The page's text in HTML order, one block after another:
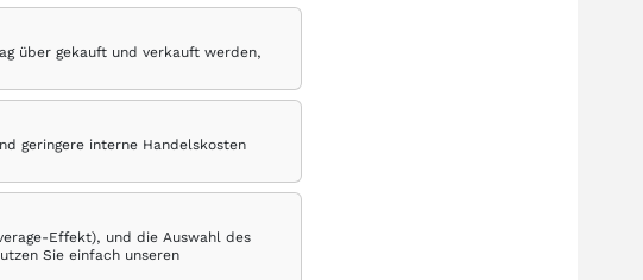
über gekauft und verkauft werden,
geringere interne Handelskosten
Effekt), und die Auswahl des
Sie einfach unseren